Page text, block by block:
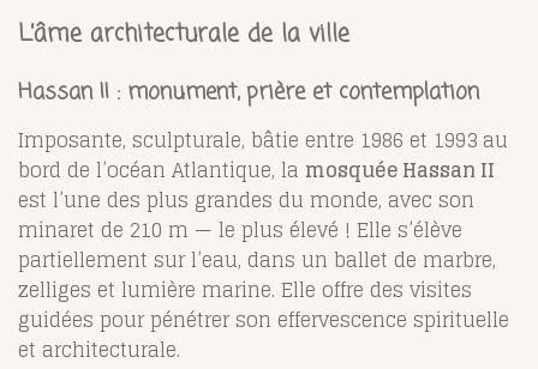
L’âme architecturale de la ville
Hassan II : monument, prière et contemplation
Imposante, sculpturale, bâtie entre 1986 et 1993 au
bord de l’océan Atlantique, la mosquée Hassan II
est l’une des plus grandes du monde, avec son
minaret de 210 m — le plus élevé ! Elle s’élève
partiellement sur l’eau, dans un ballet de marbre,
zelliges et lumière marine. Elle offre des visites
guidées pour pénétrer son effervescence spirituelle
et architecturale.